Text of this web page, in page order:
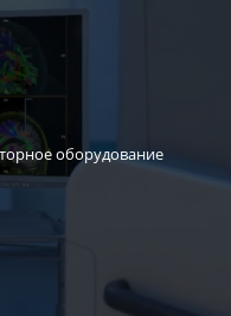
оборудование